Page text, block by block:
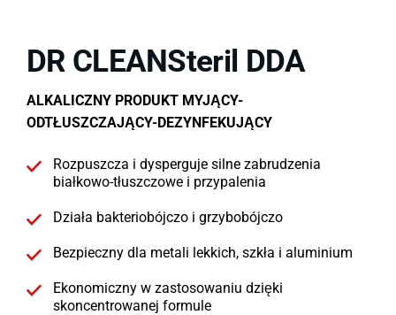
DR CLEANSteril DDA
ALKALICZNY PRODUKT MYJĄCY-
ODTŁUSZCZAJĄCY-DEZYNFEKUJĄCY
Rozpuszcza i dysperguje silne zabrudzenia
białkowo-tłuszczowe i przypalenia
Działa bakteriobójczo i grzybobójczo
Bezpieczny dla metali lekkich, szkła i aluminium
Ekonomiczny w zastosowaniu dzięki
skoncentrowanej formule